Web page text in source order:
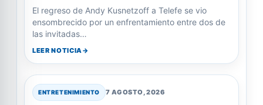
El regreso de Andy Kusnetzoff a Telefe se vio
ensombrecido por un enfrentamiento entre dos de
las invitadas…
LEER NOTICIA
ENTRETENIMIENTO 7 AGOSTO, 2026